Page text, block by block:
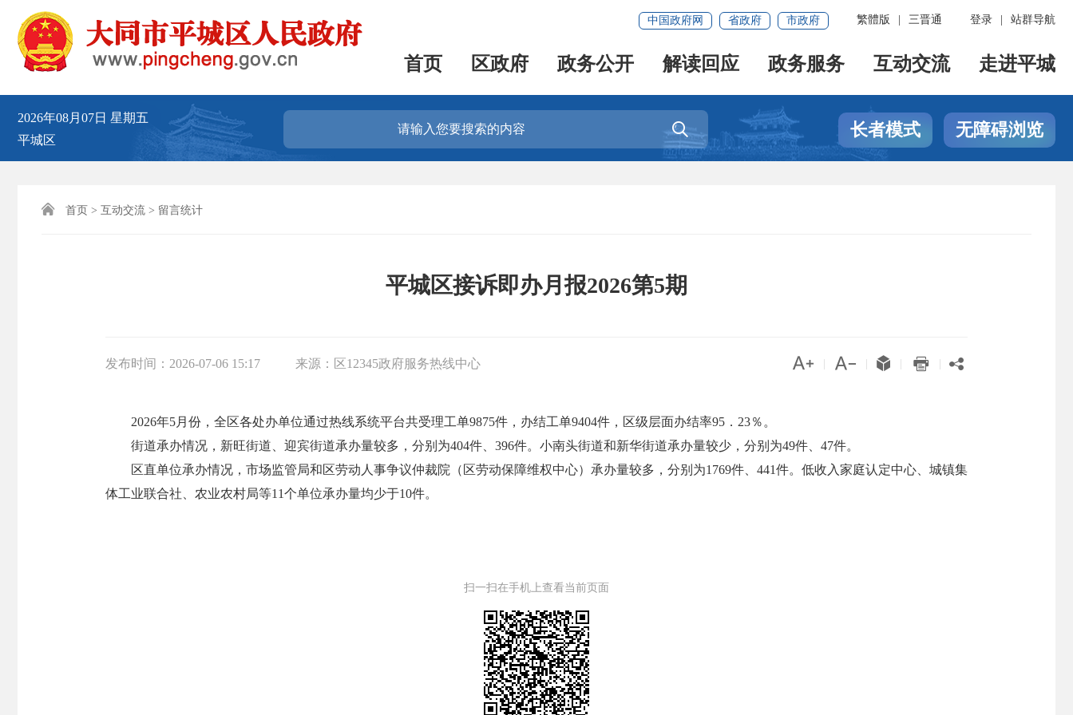
登录 站群导航
繁體版 三晋通
中国政府网 省政府 市政府
首页 区政府 政务公开 解读回应 政务服务 互动交流 走进平城
2026年08月07日 星期五
平城区
 长者模式 无障碍浏览
 首页 > 互动交流 > 留言统计
平城区接诉即办月报2026第5期
发布时间： 2026-07-06 15:17 来源： 区12345政府服务热线中心     
2026年5月份，全区各处办单位通过热线系统平台共受理工单9875件，办结工单9404件，区级层面办结率95．23％。
街道承办情况，新旺街道、迎宾街道承办量较多，分别为404件、396件。小南头街道和新华街道承办量较少，分别为49件、47件。
区直单位承办情况，市场监管局和区劳动人事争议仲裁院（区劳动保障维权中心）承办量较多，分别为1769件、441件。低收入家庭认定中心、城镇集
体工业联合社、农业农村局等11个单位承办量均少于10件。
扫一扫在手机上查看当前页面